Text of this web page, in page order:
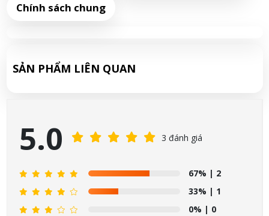
Chính sách chung
SẢN PHẨM LIÊN QUAN
5.0 3 đánh giá
67% | 2
33% | 1
0% | 0